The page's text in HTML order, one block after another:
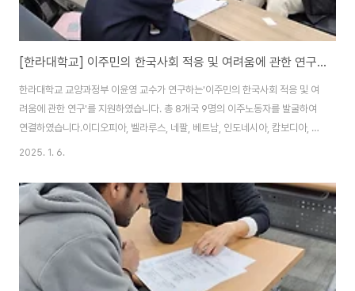
[한라대학교] 이주민의 한국사회 적응 및 여려움에 관한 연구조사
한라대학교 교양과정부 이윤영 교수가 연구하는'이주민의 한국사회 적응 및 여
려움에 관한 연구'를 지원하였습니다. 총 8개국 9명의 이주노동자를 발굴하여
연결하였습니다.이디오피아, 벨라루스, 네팔, 베트남, 인도네시아, 캄보디아, 러
시아, 키르키스스탄의 국적의 제조업 비숙련노동자, 아르바이트를 하는 유학
인 분들이 심층면접조사에 참여하였습니다. 이틀에 걸쳐 2명 이하의 면접조사
를 연이어 진행하신 연구자분들도,완성되지 않은 한국어와 영어를 병행하여 응
답한 이주민들도 모두모두 수고하셨습니다. 이러한 지속적인 물음과 연구들이
주변, 변방, 경계, 다름, 이질 과 같은 모습에서이웃, 공동, 상생, 같이, 이해 와
같은 모습으로 조금씩이라도 ..
2025. 1. 6.